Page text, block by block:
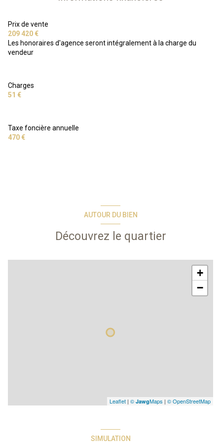
Prix de vente
209 420 €
Les honoraires d'agence seront intégralement à la charge du
vendeur
Charges
51 €
Taxe foncière annuelle
470 €
AUTOUR DU BIEN
Découvrez le quartier
+
−
Leaflet | © JawgMaps | © OpenStreetMap
SIMULATION